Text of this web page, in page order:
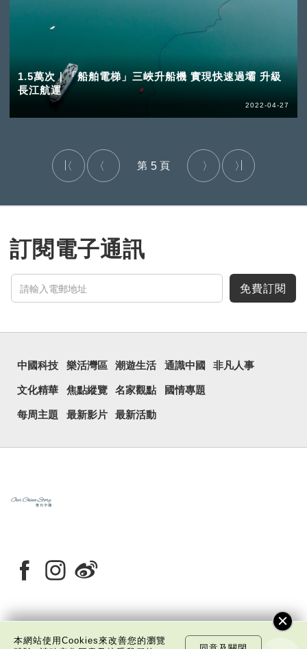
1.5萬次｜「船舶電梯」三峽升船機 實現快速過壩 升級
長江航運
2022-04-27
5
訂閱電子通訊
免費訂閱
中國科技 樂活灣區 潮遊生活 通識中國 非凡人事
文化精華 焦點縱覽 名家觀點 國情專題
每周主題 最新影片 最新活動
私隱政策聲明 免責聲明
本網站使用Cookies來改善您的瀏覽